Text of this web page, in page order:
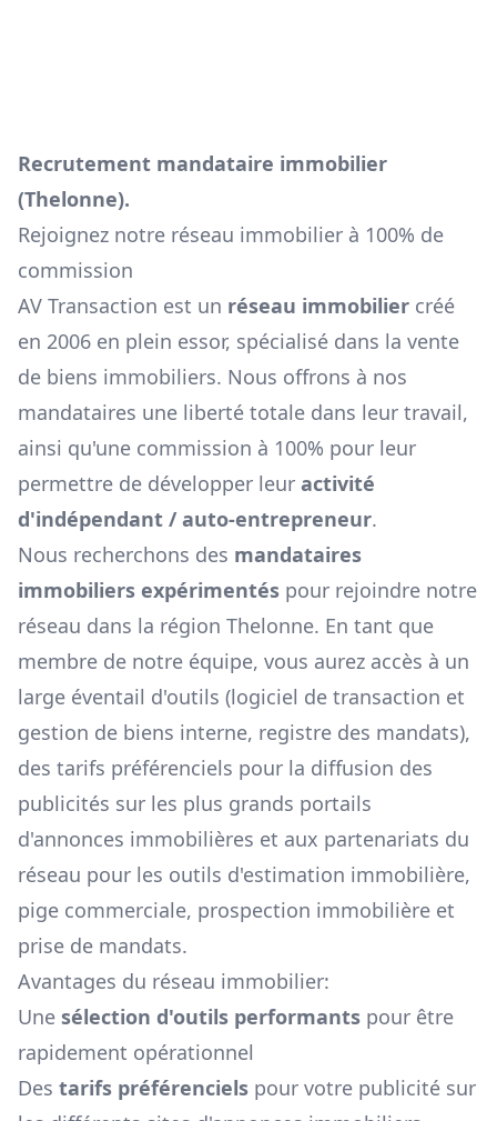
Recrutement mandataire immobilier
(Thelonne).
Rejoignez notre réseau immobilier à 100% de
commission
AV Transaction est un réseau immobilier créé
en 2006 en plein essor, spécialisé dans la vente
de biens immobiliers. Nous offrons à nos
mandataires une liberté totale dans leur travail,
ainsi qu'une commission à 100% pour leur
permettre de développer leur activité
d'indépendant / auto-entrepreneur.
Nous recherchons des mandataires
immobiliers expérimentés pour rejoindre notre
réseau dans la région Thelonne. En tant que
membre de notre équipe, vous aurez accès à un
large éventail d'outils (logiciel de transaction et
gestion de biens interne, registre des mandats),
des tarifs préférenciels pour la diffusion des
publicités sur les plus grands portails
d'annonces immobilières et aux partenariats du
réseau pour les outils d'estimation immobilière,
pige commerciale, prospection immobilière et
prise de mandats.
Avantages du réseau immobilier:
Une sélection d'outils performants pour être
rapidement opérationnel
Des tarifs préférenciels pour votre publicité sur